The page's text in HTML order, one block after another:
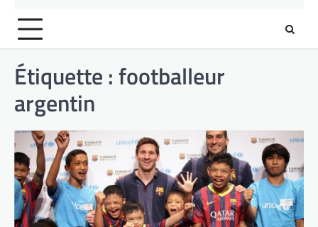
Étiquette : footballeur
argentin